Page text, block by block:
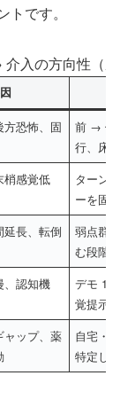
です。
入の方向性（
方恐怖、固
前 → 側
行、床
梢感覚低
ターン
ーを固
延長、転倒
弱点群
む段階
、認知機
デモ 1
覚提示
ャップ、薬
自宅・
特定し